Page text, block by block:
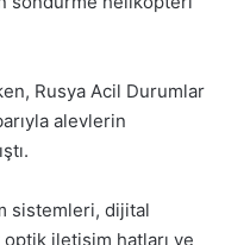
Rusya Acil Durumlar
alevlerin
sistemleri, dijital
iletişim hatları ve